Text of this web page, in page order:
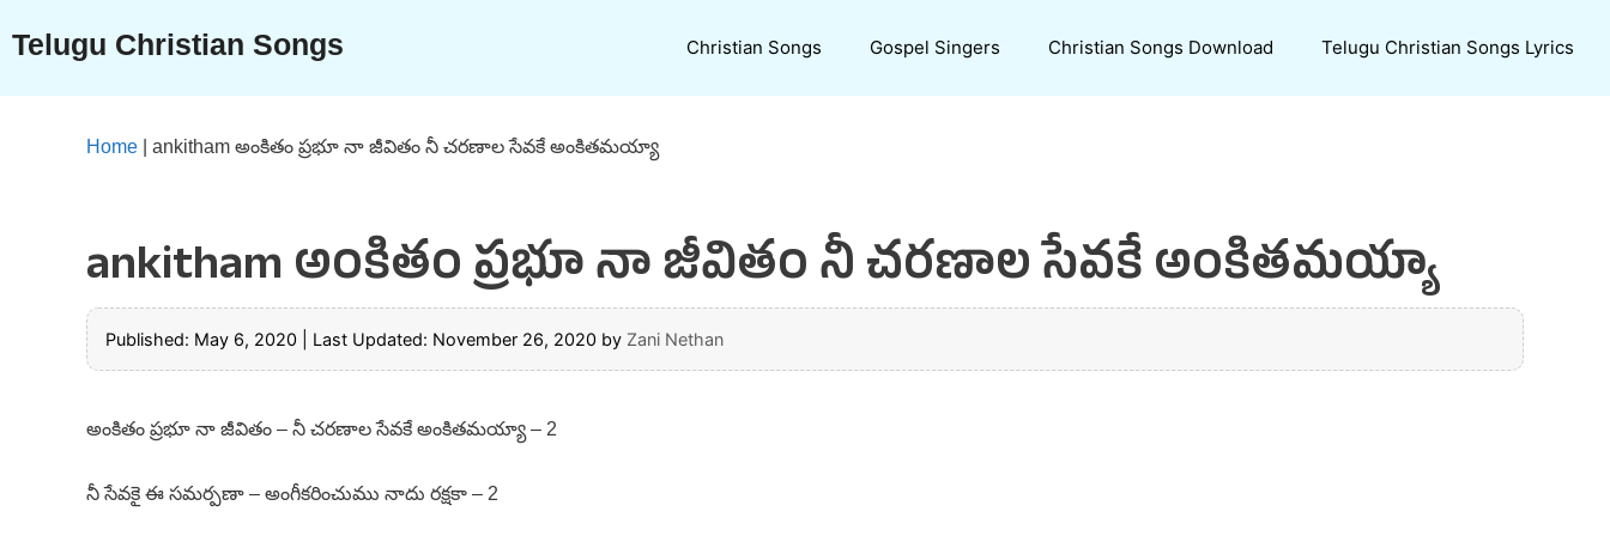
content
Telugu Christian Songs Christian Songs Gospel Singers Christian Songs Download Telugu Christian Songs Lyrics
Home ankitham అంకితం ప్రభూ నా జీవితం నీ చరణాల సేవకే అంకితమయ్యా
ankitham అంకితం ప్రభూ నా జీవితం నీ చరణాల సేవకే అంకితమయ్యా
Published: May 6, 2020 Last Updated: November 26, 2020 by Zani Nethan
అంకితం ప్రభూ నా జీవితం – నీ చరణాల సేవకే అంకితమయ్యా – 2
నీ సేవకై ఈ సమర్పణా – అంగీకరించుము నాదు రక్షకా – 2